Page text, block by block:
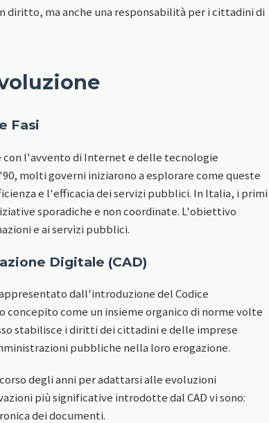
diritto, ma anche una responsabilità per i cittadini di
Fasi
con l'avvento di Internet e delle tecnologie
molti governi iniziarono a esplorare come queste
e l'efficacia dei servizi pubblici. In Italia, i primi
sporadiche e non coordinate. L'obiettivo
e ai servizi pubblici.
Digitale (CAD)
dall'introduzione del Codice
concepito come un insieme organico di norme volte
stabilisce i diritti dei cittadini e delle imprese
pubbliche nella loro erogazione.
degli anni per adattarsi alle evoluzioni
più significative introdotte dal CAD vi sono:
dei documenti.